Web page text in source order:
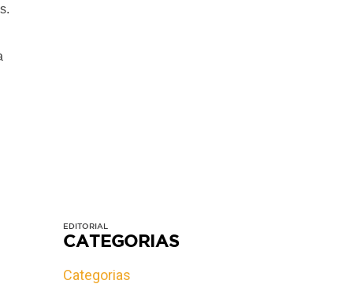
EDITORIAL
CATEGORIAS
Categorias